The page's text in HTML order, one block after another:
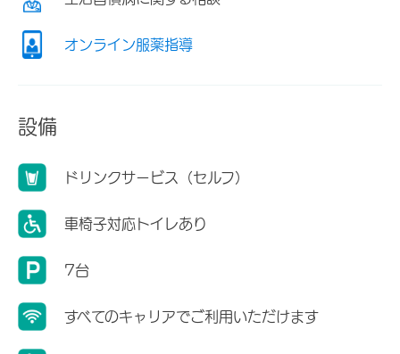
オンライン服薬指導
設備
ドリンクサービス（セルフ）
車椅子対応トイレあり
7台
すべてのキャリアでご利用いただけます